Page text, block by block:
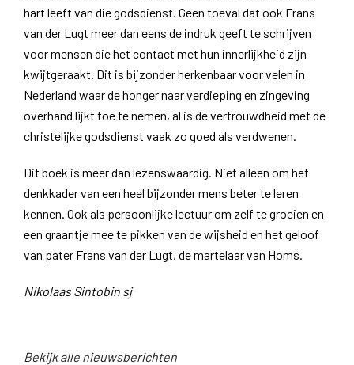
hart leeft van die godsdienst. Geen toeval dat ook Frans
van der Lugt meer dan eens de indruk geeft te schrijven
voor mensen die het contact met hun innerlijkheid zijn
kwijtgeraakt. Dit is bijzonder herkenbaar voor velen in
Nederland waar de honger naar verdieping en zingeving
overhand lijkt toe te nemen, al is de vertrouwdheid met de
christelijke godsdienst vaak zo goed als verdwenen.
Dit boek is meer dan lezenswaardig. Niet alleen om het
denkkader van een heel bijzonder mens beter te leren
kennen. Ook als persoonlijke lectuur om zelf te groeien en
een graantje mee te pikken van de wijsheid en het geloof
van pater Frans van der Lugt, de martelaar van Homs.
Nikolaas Sintobin sj
Bekijk alle nieuwsberichten